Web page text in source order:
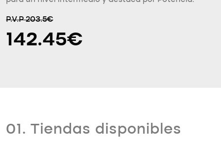
P.V.P 203.5€
142.45€
01. Tiendas disponibles